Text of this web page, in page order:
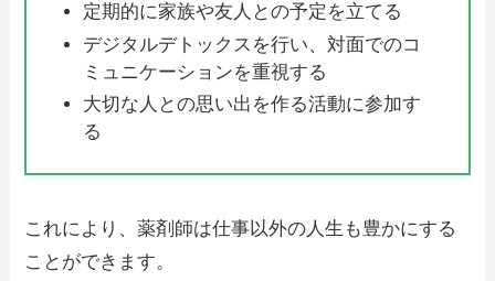
定期的に家族や友人との予定を立てる
デジタルデトックスを行い、対面でのコ
ミュニケーションを重視する
大切な人との思い出を作る活動に参加す
る
これにより、薬剤師は仕事以外の人生も豊かにする
ことができます。